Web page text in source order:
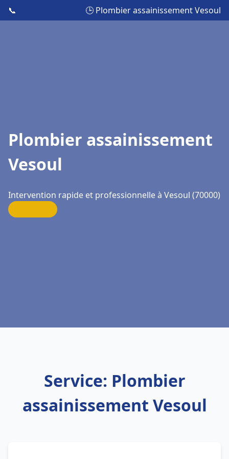
📞 🕒 Plombier assainissement Vesoul
Plombier assainissement
Vesoul
Intervention rapide et professionnelle à Vesoul (70000)
Service: Plombier
assainissement Vesoul